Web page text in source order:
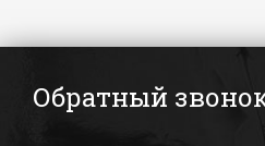
Обратный